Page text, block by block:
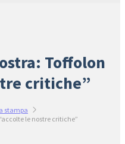
Toffolon
critiche”
stampa
le nostre critiche”